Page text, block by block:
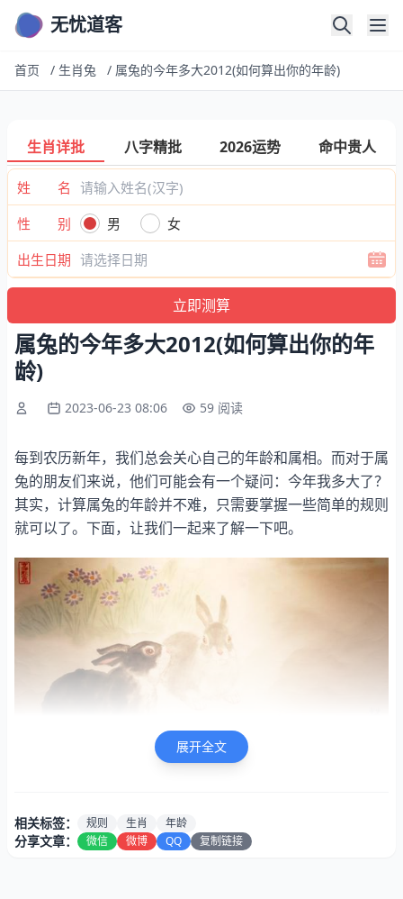
无忧道客
首页 / 生肖兔 / 属兔的今年多大2012(如何算出你的年龄)
生肖详批 八字精批 2026运势 命中贵人
姓 名
性 别
男
女
出生日期
属兔的今年多大2012(如何算出你的年
龄)
2023-06-23 08:06 59 阅读
每到农历新年，我们总会关心自己的年龄和属相。而对于属
兔的朋友们来说，他们可能会有一个疑问：今年我多大了？
其实，计算属兔的年龄并不难，只需要掌握一些简单的规则
就可以了。下面，让我们一起来了解一下吧。
一、属兔的年龄计算规则
展开全文
相关标签： 规则 生肖 年龄
分享文章： 微信 微博 QQ 复制链接